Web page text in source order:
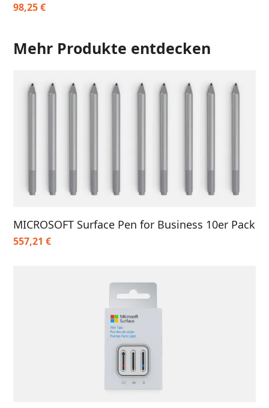
98,25€
Mehr Produkte entdecken
MICROSOFT Surface Pen for Business 10er Pack
557,21€